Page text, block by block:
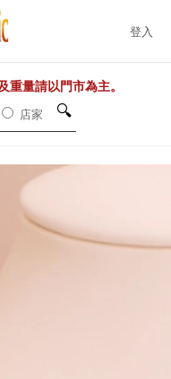
登入
量請以門市為主。
店家 🔍